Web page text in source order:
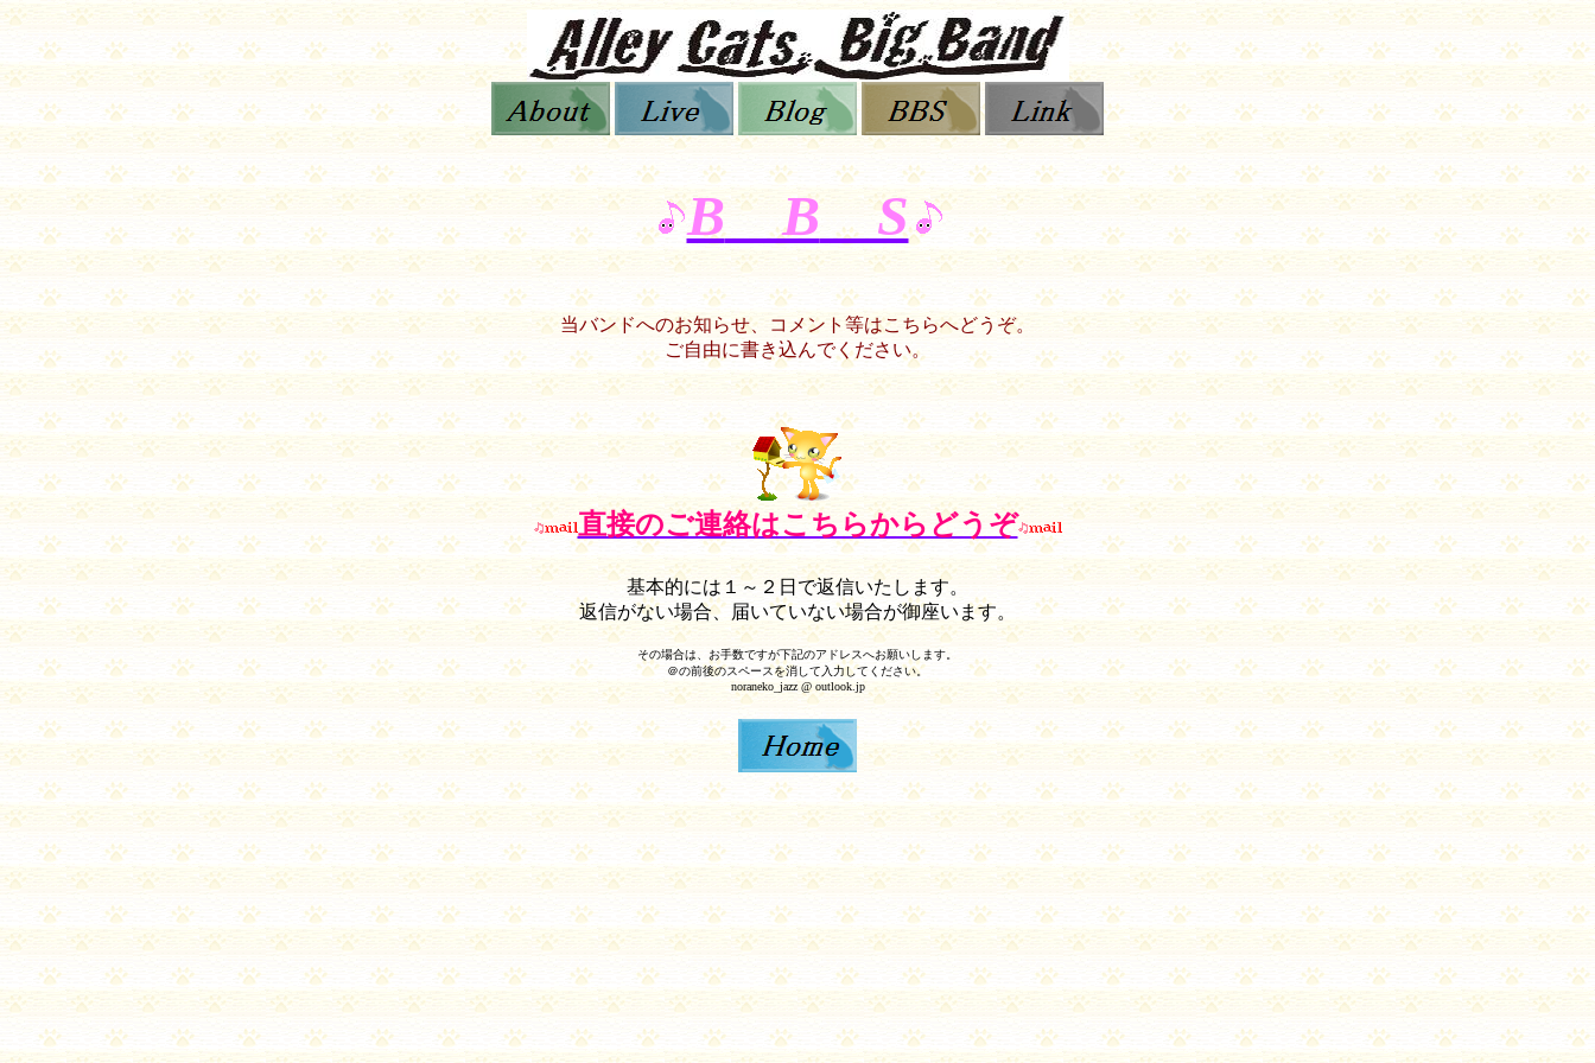
BBS
当バンドへのお知らせ、コメント等はこちらへどうぞ。
ご自由に書き込んでください。
直接のご連絡はこちらからどうぞ
基本的には１～２日で返信いたします。
返信がない場合、届いていない場合が御座います。
その場合は、お手数ですが下記のアドレスへお願いします。
＠の前後のスペースを消して入力してください。
noraneko_jazz@ outlook.jp